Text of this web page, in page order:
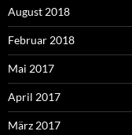
August 2018
Februar 2018
Mai 2017
April 2017
März 2017